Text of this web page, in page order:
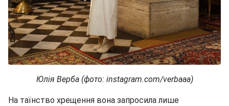
Юлія Верба (фото: instagram.com/verbaaa)
На таїнство хрещення вона запросила лише